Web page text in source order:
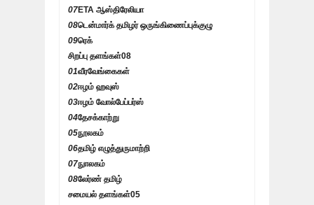
07ETA ஆஸ்திரேலியா
08டென்மார்க் தமிழர் ஒருங்கிணைப்புக்குழு
09ரெக்
சிறப்பு தளங்கள்08
01வீரவேங்கைகள்
02ஈழம் ஹவுஸ்
03ஈழம் வோல்பேப்பர்ஸ்
04தேசக்காற்று
05நூலகம்
06தமிழ் எழுத்துருமாற்றி
07நுாலகம்
08லேர்ண் தமிழ்
சமையல் தளங்கள்05